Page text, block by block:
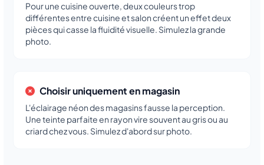
Pour une cuisine ouverte, deux couleurs trop
différentes entre cuisine et salon créent un effet deux
pièces qui casse la fluidité visuelle. Simulez la grande
photo.
Choisir uniquement en magasin
L'éclairage néon des magasins fausse la perception.
Une teinte parfaite en rayon vire souvent au gris ou au
criard chez vous. Simulez d'abord sur photo.